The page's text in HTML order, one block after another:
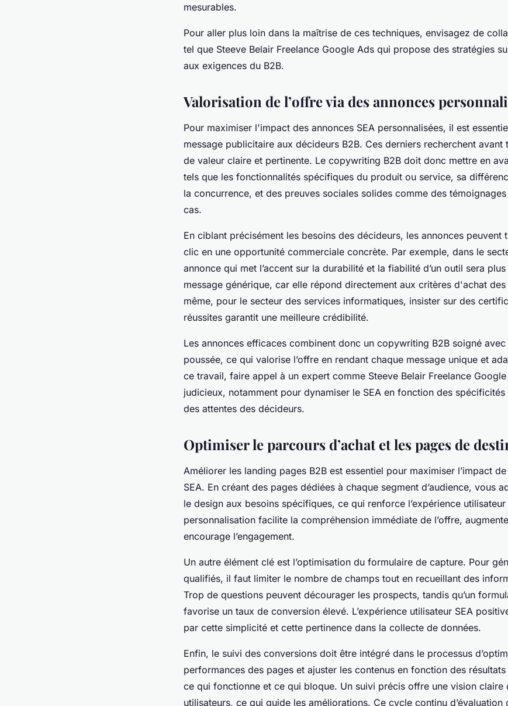
mesurables.
Pour aller plus loin dans la maîtrise de ces techniques, envisagez de
tel que Steeve Belair Freelance Google Ads qui propose des stratégies
aux exigences du B2B.
Valorisation de l’offre via des annonces
Pour maximiser l'impact des annonces SEA personnalisées, il est
message publicitaire aux décideurs B2B. Ces derniers recherchent
de valeur claire et pertinente. Le copywriting B2B doit donc mettre en
tels que les fonctionnalités spécifiques du produit ou service, sa
la concurrence, et des preuves sociales solides comme des
cas.
En ciblant précisément les besoins des décideurs, les annonces peuvent
clic en une opportunité commerciale concrète. Par exemple, dans le
annonce qui met l’accent sur la durabilité et la fiabilité d’un outil sera
message générique, car elle répond directement aux critères d'achat
même, pour le secteur des services informatiques, insister sur des
réussites garantit une meilleure crédibilité.
Les annonces efficaces combinent donc un copywriting B2B soigné
poussée, ce qui valorise l’offre en rendant chaque message unique et
ce travail, faire appel à un expert comme Steeve Belair Freelance Google
judicieux, notamment pour dynamiser le SEA en fonction des spécificités
des attentes des décideurs.
Optimiser le parcours d’achat et les pages de
Améliorer les landing pages B2B est essentiel pour maximiser l’impact
SEA. En créant des pages dédiées à chaque segment d’audience, vous
le design aux besoins spécifiques, ce qui renforce l’expérience utilisateur
personnalisation facilite la compréhension immédiate de l’offre,
encourage l’engagement.
Un autre élément clé est l’optimisation du formulaire de capture. Pour
qualifiés, il faut limiter le nombre de champs tout en recueillant des
Trop de questions peuvent décourager les prospects, tandis qu’un
favorise un taux de conversion élevé. L’expérience utilisateur SEA
par cette simplicité et cette pertinence dans la collecte de données.
Enfin, le suivi des conversions doit être intégré dans le processus
performances des pages et ajuster les contenus en fonction des
ce qui fonctionne et ce qui bloque. Un suivi précis offre une vision claire
utilisateurs, ce qui guide les améliorations. Ce cycle continu d’évaluation